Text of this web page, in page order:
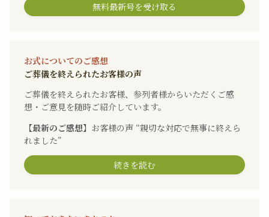
無料最新号を受け取る
お式についてのご感想
ご葬儀を終えられたお客様の声
ご葬儀を終えられたお客様、参列者様からいただくご感
想・ご意見を随時ご紹介しています。
【最新のご感想】 お客様の声 “親切な対応で無事に終えら
れました”
続きを読む